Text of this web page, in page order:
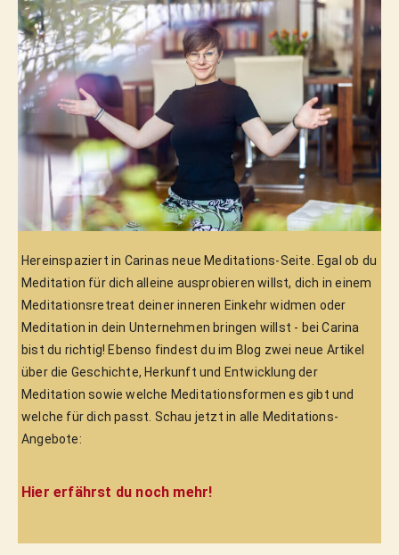
Hereinspaziert in Carinas neue Meditations-Seite. Egal ob du
Meditation für dich alleine ausprobieren willst, dich in einem
Meditationsretreat deiner inneren Einkehr widmen oder
Meditation in dein Unternehmen bringen willst - bei Carina
bist du richtig! Ebenso findest du im Blog zwei neue Artikel
über die Geschichte, Herkunft und Entwicklung der
Meditation sowie welche Meditationsformen es gibt und
welche für dich passt. Schau jetzt in alle Meditations-
Angebote:
Hier erfährst du noch mehr!